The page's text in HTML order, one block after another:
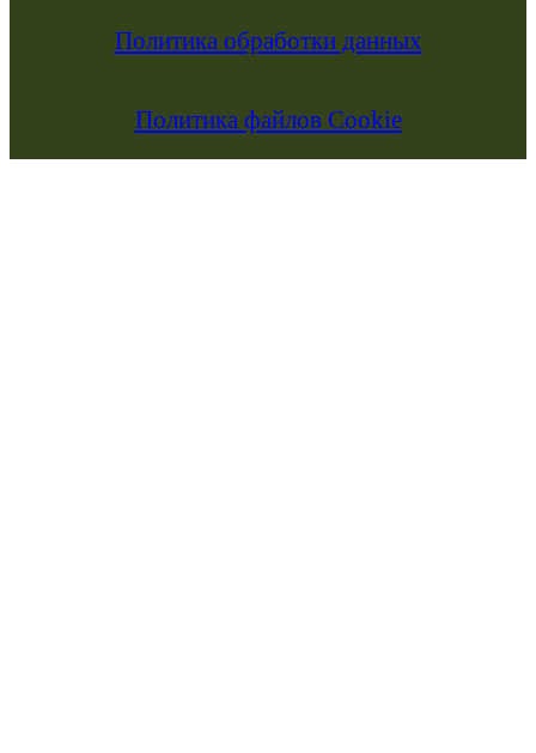
Политика обработки данных
Политика файлов Cookie